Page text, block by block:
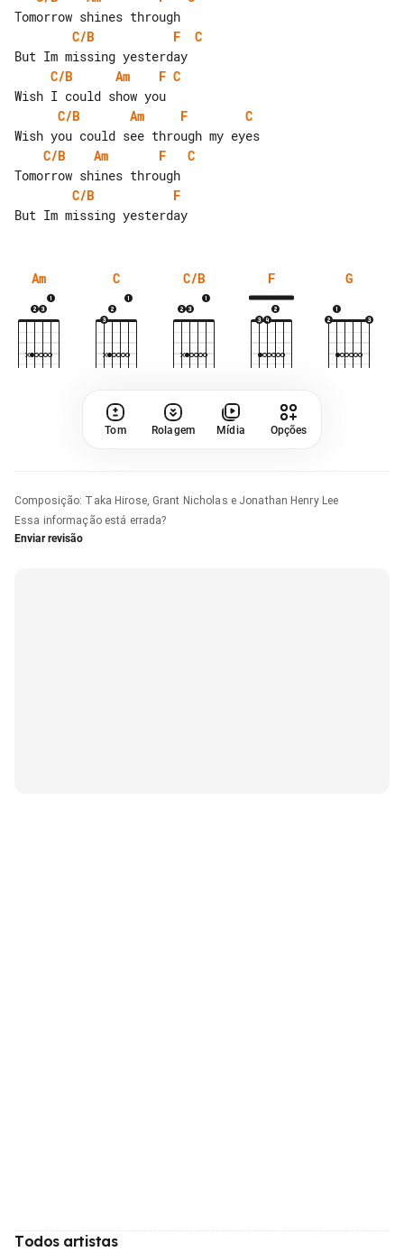
C/B
F
C
C/B
Am F C
C/B
Am F
C
C/B
Am F
C
C/B
F
Am C C/B F G
Tom Rolagem Mídia Opções
Composição: Taka Hirose, Grant Nicholas e Jonathan Henry Lee
Essa informação está errada?
Enviar revisão
Todos artistas